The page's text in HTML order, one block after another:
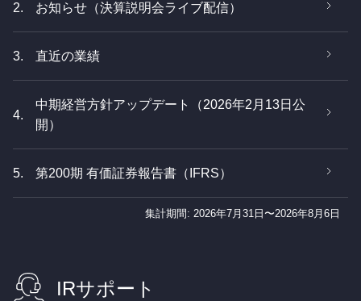
2. お知らせ（決算説明会ライブ配信）
3. 直近の業績
4.
中期経営方針アップデート（2026年2月13日公
開）
5. 第200期 有価証券報告書（IFRS）
集計期間: 2026年7月31日〜2026年8月6日
IRサポート